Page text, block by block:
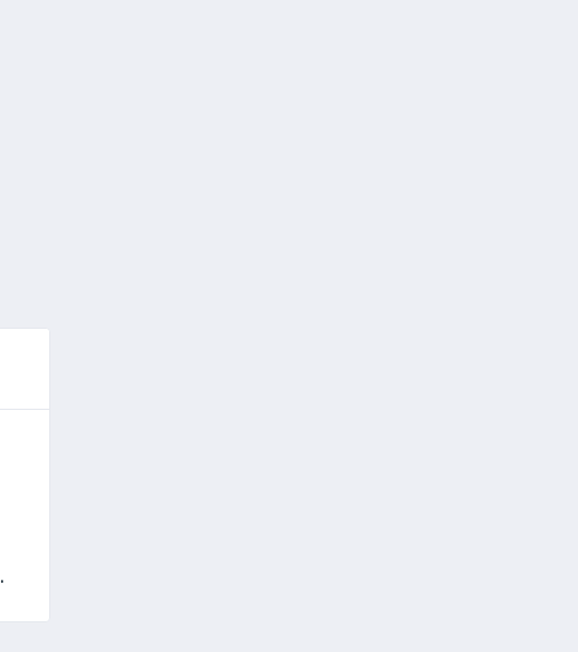
/ GRAY